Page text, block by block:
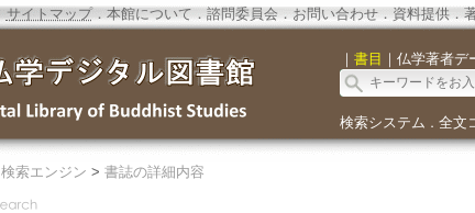
サイトマップ．本館について ． 諮問委員会． お問い合わせ． 資料提供．
｜ 書目 ｜ 仏学著者デ
検索システム ． 全文
検索エンジン > 書誌の詳細内容